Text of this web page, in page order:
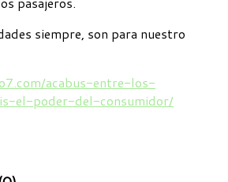
siempre, son para nuestro
acabus-entre-los-
el-poder-del-consumidor/